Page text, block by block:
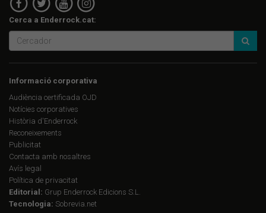
Cerca a Enderrock.cat:
Informació corporativa
Audiència certificada OJD
Notícies corporatives
Història d'Enderrock
Reconeixements
Publicitat
Contacta amb nosaltres
Avís legal
Política de privacitat
Editorial: Grup Enderrock Edicions S.L.
Tecnologia: Sobrevia.net